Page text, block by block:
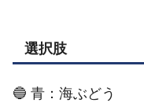
選択肢
🔵 青：海ぶどう